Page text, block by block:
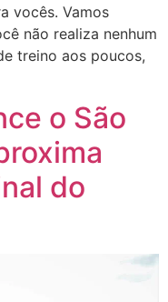
vocês. Vamos
não realiza nenhum
treino aos poucos,
o São
do